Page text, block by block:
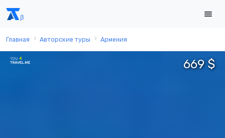
Главная Авторские туры Армения
669 $